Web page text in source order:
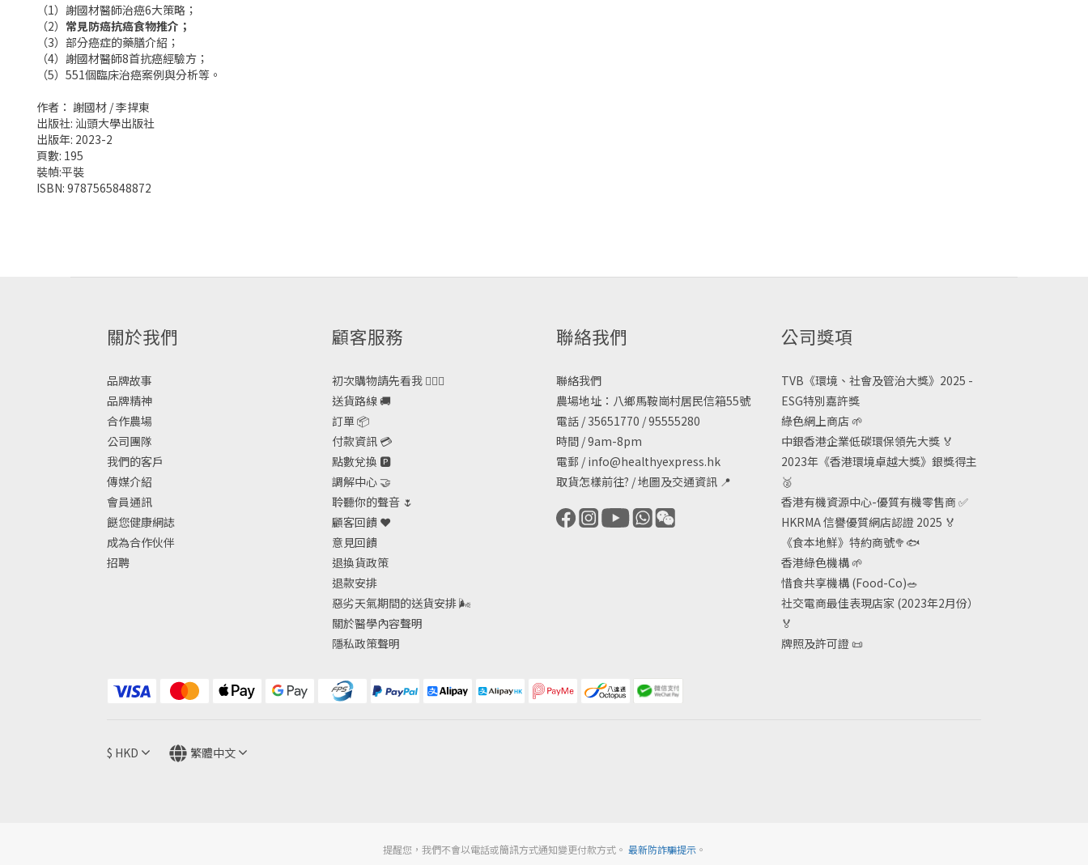
（1）謝國材醫師治癌6大策略；
（2） 常見防癌抗癌食物推介；
（3）部分癌症的藥膳介紹；
（4）謝國材醫師8首抗癌經驗方；
（5）551個臨床治癌案例與分析等。
作者： 謝國材 / 李捍東
出版社: 汕頭大學出版社
出版年: 2023-2
頁數: 195
裝幀:平裝
ISBN: 9787565848872
關於我們
品牌故事
品牌精神
合作農場
公司團隊
我們的客戶
傳媒介紹
會員通訊
餸您健康網誌
成為合作伙伴
招聘
顧客服務
初次購物請先看我 🙋🏻‍♀️
送貨路線 🚚
訂單 📦
付款資訊 💳
點數兌換 🅿️
調解中心 🤝
聆聽你的聲音 🌷
顧客回饋 ❤️
意見回饋
退換貨政策
退款安排
惡劣天氣期間的送貨安排🌬
關於醫學內容聲明
隱私政策聲明
聯絡我們
聯絡我們
農場地址：八鄉馬鞍崗村居民信箱55號
電話 / 35651770 / 95555280
時間 / 9am-8pm
電郵 / info@healthyexpress.hk
取貨怎樣前往? /地圖及交通資訊 📍
公司獎項
TVB《環境、社會及管治大獎》2025 -
ESG特別嘉許獎
綠色網上商店🌱
中銀香港企業低碳環保領先大獎🏅
2023年《香港環境卓越大獎》銀獎得主
🥈
香港有機資源中心-優質有機零售商✅
HKRMA 信譽優質網店認證 2025 🏅
《食本地鮮》特約商號🥦🐟
香港綠色機構🌱
惜食共享機構 (Food-Co)🥗
社交電商最佳表現店家 (2023年2月份）
🏅
牌照及許可證📜
$ HKD 繁體中文
提醒您，我們不會以電話或簡訊方式通知變更付款方式。 最新防詐騙提示。